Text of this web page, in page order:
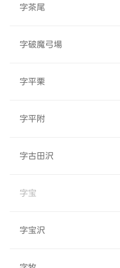
字茶尾
字破魔弓場
字平栗
字平附
字古田沢
字宝
字宝沢